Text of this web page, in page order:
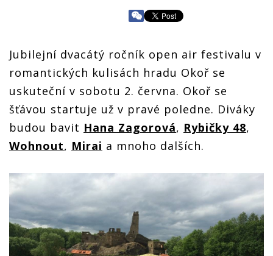
Jubilejní dvacátý ročník open air festivalu v
romantických kulisách hradu Okoř se
uskuteční v sobotu 2. června. Okoř se
šťávou startuje už v pravé poledne. Diváky
budou bavit Hana Zagorová, Rybičky 48,
Wohnout, Mirai a mnoho dalších.